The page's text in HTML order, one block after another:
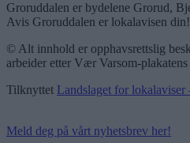
Groruddalen er bydelene Grorud,
Avis Groruddalen er lokalavisen din!
© Alt innhold er opphavsrettslig
arbeider etter Vær Varsom-
Tilknyttet Landslaget for
Meld deg på vårt nyhetsbrev her!